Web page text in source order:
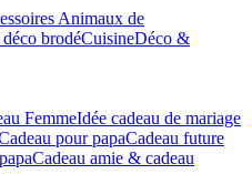
Animaux de
brodéCuisineDéco &
FemmeIdée cadeau de mariage​
pour papaCadeau future
Cadeau amie & cadeau